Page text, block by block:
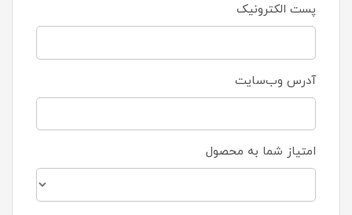
پست الکترونیک
آدرس وب‌سایت
امتیاز شما به محصول